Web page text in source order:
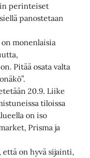
perinteiset
panostetaan
monenlaisia
Pitää osata valta
20.9. Liike
tiloissa
on iso
Prisma ja
että on hyvä sijainti,